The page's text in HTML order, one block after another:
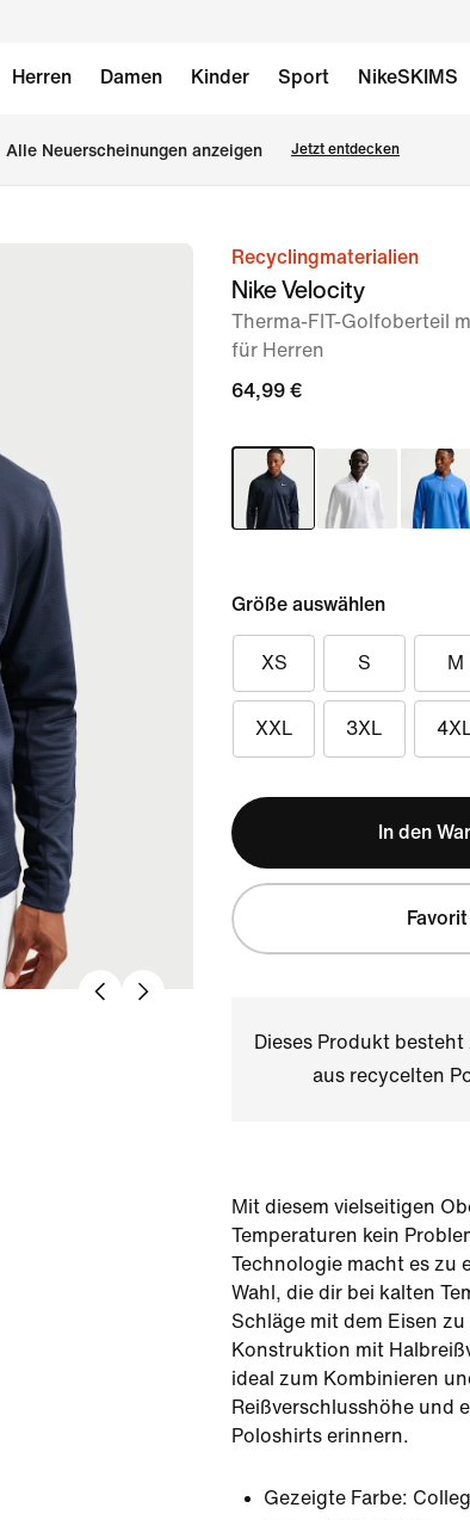
Herren Damen Kinder Sport NikeSKIMS
Alle Neuerscheinungen anzeigen Jetzt entdecken
Bild 1Recyclingmaterialien
Nike Velocity
Therma-FIT-Golfoberteil
für Herren
64,99 €
Größe auswählen
XS S M
XXL 3XL
In den
Favorit
Dieses Produkt
aus recycelten
Mit diesem vielseitigen
Temperaturen kein
Technologie macht es zu
Wahl, die dir bei kalten
Schläge mit dem Eisen zu
Konstruktion mit
ideal zum Kombinieren
Reißverschlusshöhe und
Poloshirts erinnern.
Gezeigte Farbe: